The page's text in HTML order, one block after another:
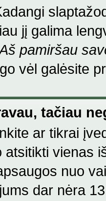
jį galima
pamiršau
vėl galėsite
tačiau
ar tikrai
atsitikti vienas
nuo
dar nėra